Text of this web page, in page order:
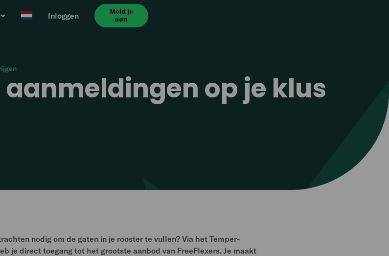
Inloggen
Meld je
aan
op je klus
nodig om de gaten in je rooster te vullen? Via het Temper-
je direct toegang tot het grootste aanbod van FreeFlexers. Je maakt